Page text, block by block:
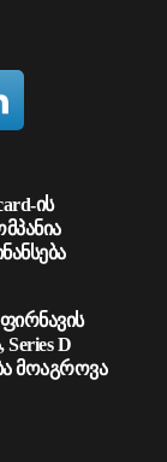
ის
D
მოაგროვა